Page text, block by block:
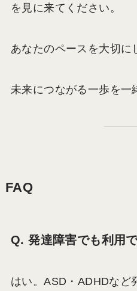
を見に来てください。
あなたのペースを大切に
未来につながる一歩を一
FAQ
Q. 発達障害でも利用
はい。ASD・ADHDなど